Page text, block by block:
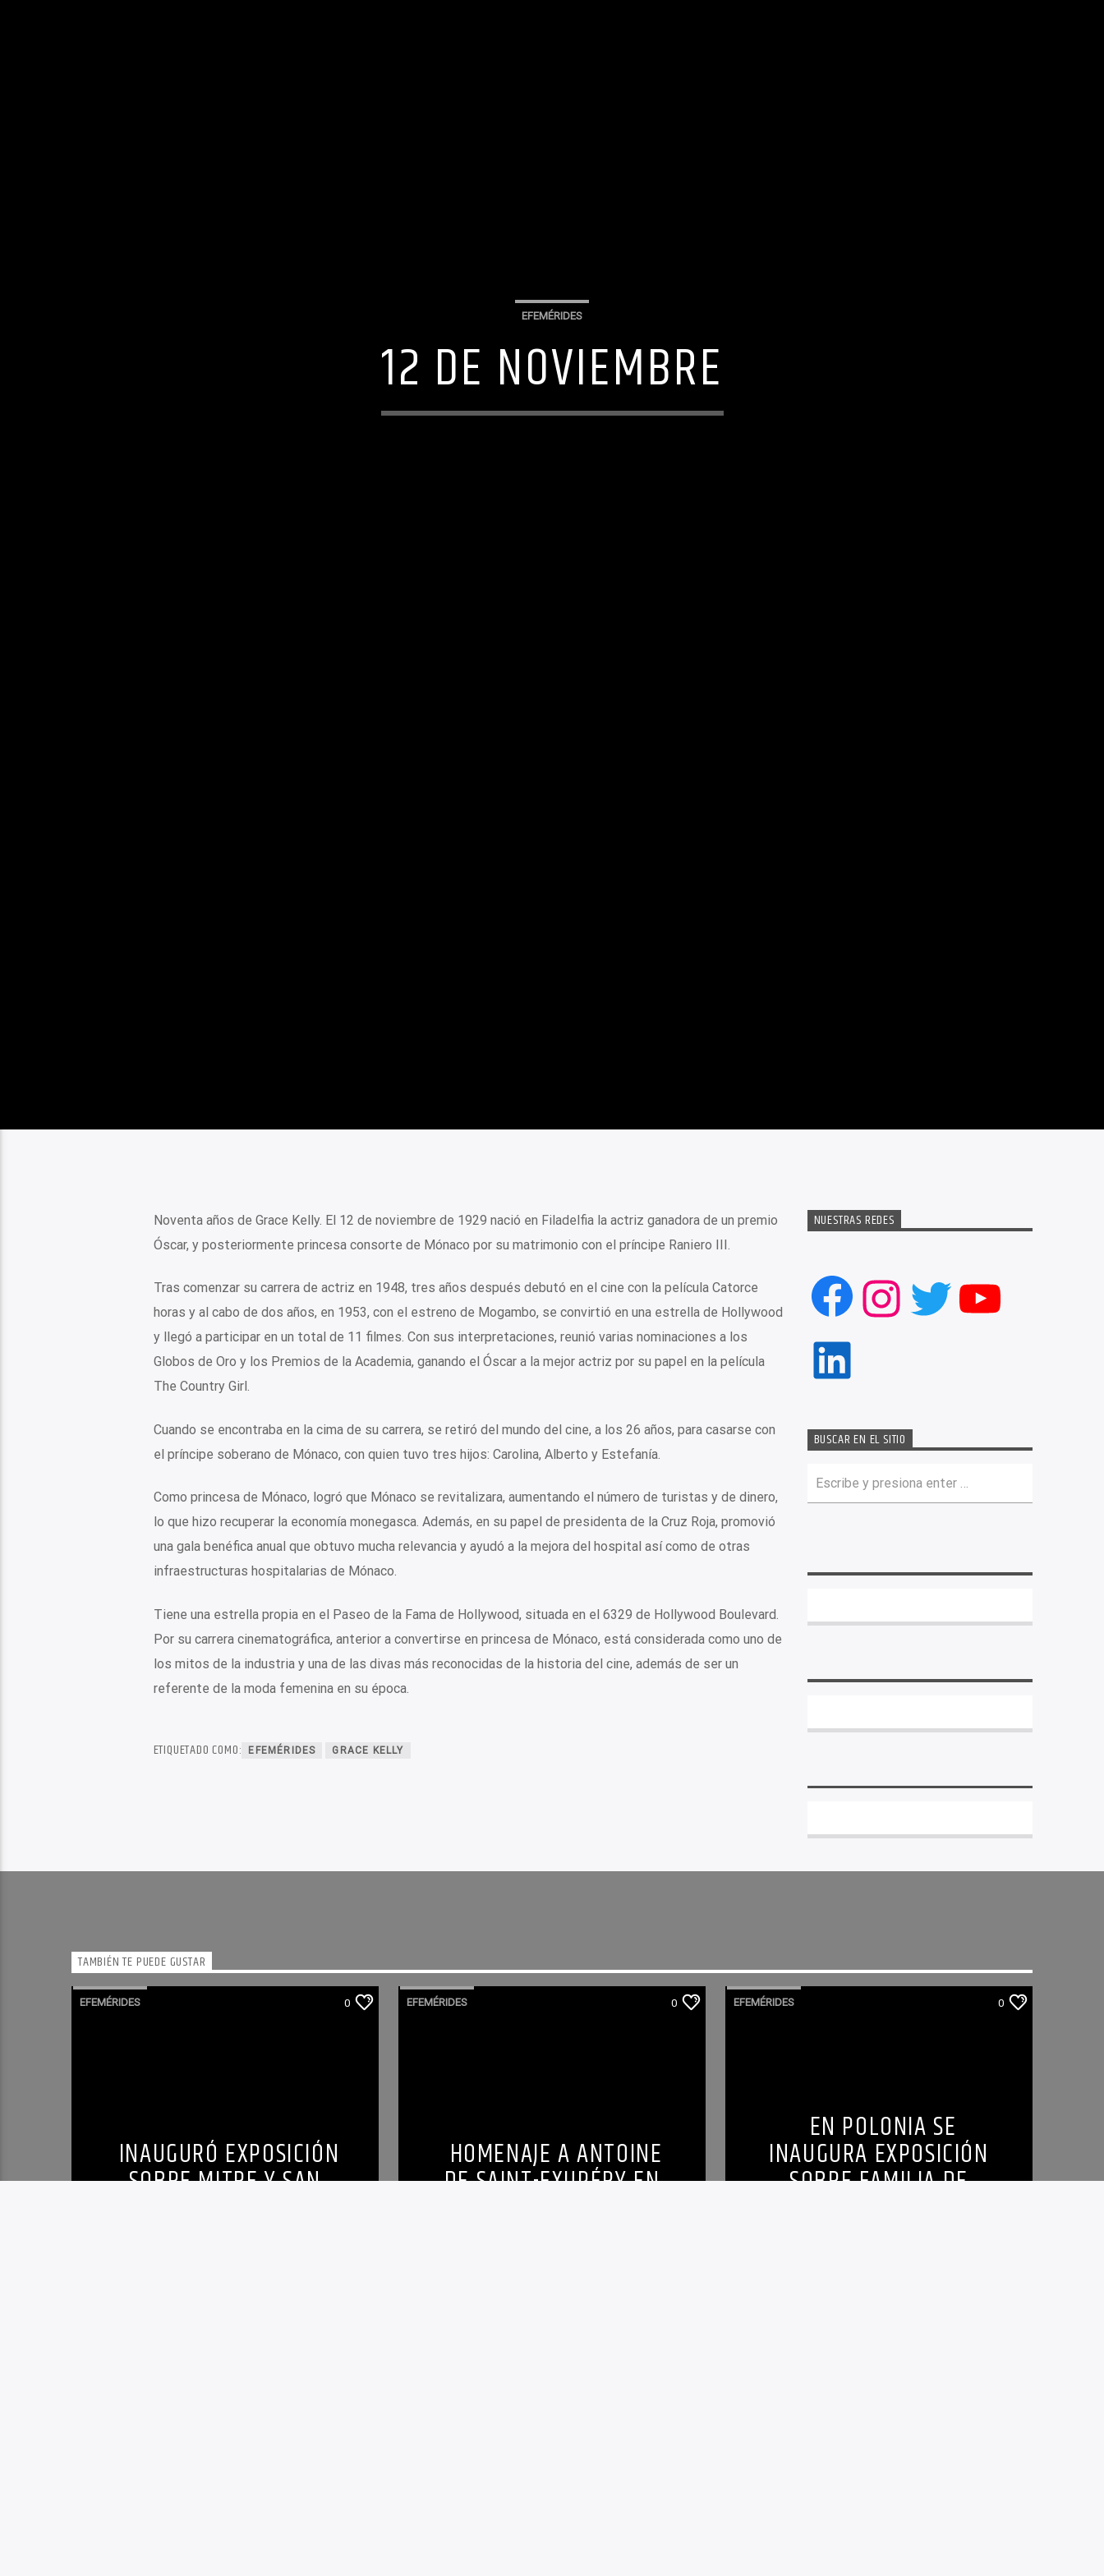
EFEMÉRIDES
12 DE NOVIEMBRE
Noventa años de Grace Kelly. El 12 de noviembre de 1929 nació en Filadelfia la actriz ganadora de un premio
Óscar, y posteriormente princesa consorte de Mónaco por su matrimonio con el príncipe Raniero III.
Tras comenzar su carrera de actriz en 1948, tres años después debutó en el cine con la película Catorce
horas y al cabo de dos años, en 1953, con el estreno de Mogambo, se convirtió en una estrella de Hollywood
y llegó a participar en un total de 11 filmes. Con sus interpretaciones, reunió varias nominaciones a los
Globos de Oro y los Premios de la Academia, ganando el Óscar a la mejor actriz por su papel en la película
The Country Girl.
Cuando se encontraba en la cima de su carrera, se retiró del mundo del cine, a los 26 años, para casarse con
el príncipe soberano de Mónaco, con quien tuvo tres hijos: Carolina, Alberto y Estefanía.
Como princesa de Mónaco, logró que Mónaco se revitalizara, aumentando el número de turistas y de dinero,
lo que hizo recuperar la economía monegasca. Además, en su papel de presidenta de la Cruz Roja, promovió
una gala benéfica anual que obtuvo mucha relevancia y ayudó a la mejora del hospital así como de otras
infraestructuras hospitalarias de Mónaco.
Tiene una estrella propia en el Paseo de la Fama de Hollywood, situada en el 6329 de Hollywood Boulevard.
Por su carrera cinematográfica, anterior a convertirse en princesa de Mónaco, está considerada como uno de
los mitos de la industria y una de las divas más reconocidas de la historia del cine, además de ser un
referente de la moda femenina en su época.
ETIQUETADO COMO: EFEMÉRIDES GRACE KELLY
NUESTRAS REDES
Facebook
Instagram
Twitter
LinkedIn
BUSCAR EN EL SITIO
TAMBIÉN TE PUEDE GUSTAR
EFEMÉRIDES 0
INAUGURÓ EXPOSICIÓN
SOBRE MITRE Y SAN
EFEMÉRIDES 0
HOMENAJE A ANTOINE
DE SAINT-EXUPÉRY EN
EFEMÉRIDES 0
EN POLONIA SE
INAUGURA EXPOSICIÓN
SOBRE FAMILIA DE